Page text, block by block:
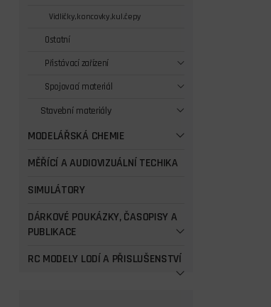
Vidličky,koncovky,kul.čepy
Ostatní
Přistávací zařízení
Spojovací materiál
Stavební materiály
MODELÁŘSKÁ CHEMIE
MĚŘÍCÍ A AUDIOVIZUÁLNÍ TECHIKA
SIMULÁTORY
DÁRKOVÉ POUKÁZKY, ČASOPISY A
PUBLIKACE
RC MODELY LODÍ A PŘISLUŠENSTVÍ